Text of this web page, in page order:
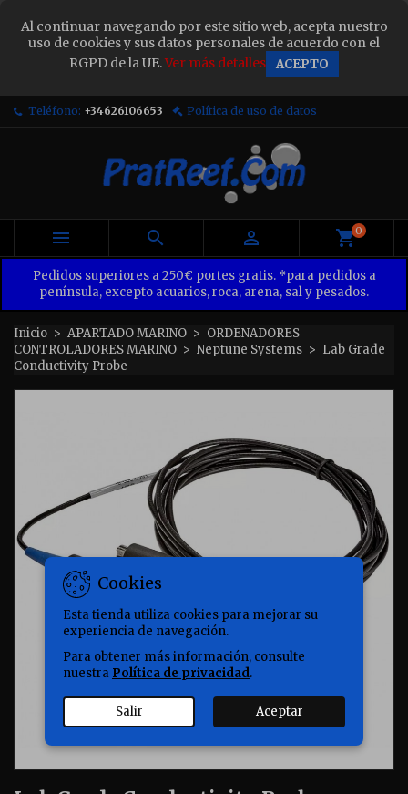
Al continuar navegando por este sitio web, acepta nuestro
uso de cookies y sus datos personales de acuerdo con el
RGPD de la UE.Ver más detalles ACEPTO
Teléfono: +34626106653 Política de uso de datos
   0
Pedidos superiores a 250€ portes gratis. *para pedidos a
península, excepto acuarios, roca, arena, sal y pesados.
Inicio APARTADO MARINO
ORDENADORES
CONTROLADORES MARINO
Neptune Systems
Lab Grade
Conductivity Probe
Cookies
Esta tienda utiliza cookies para mejorar su
experiencia de navegación.
Para obtener más información, consulte
nuestra Política de privacidad.
Salir Aceptar
Sign in ×
You need to be logged in to save products in your
wish list.